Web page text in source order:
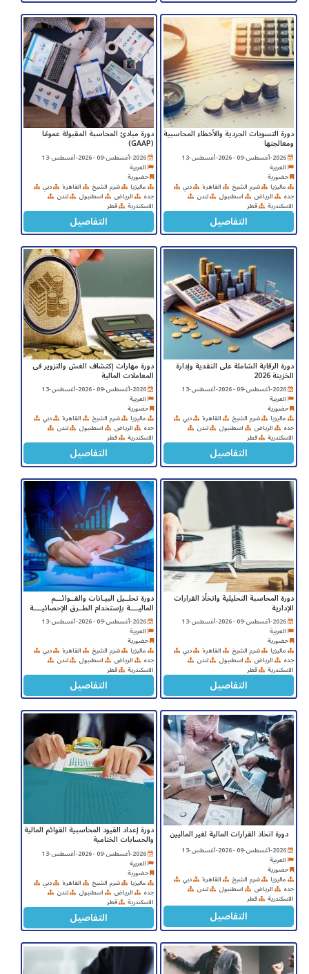
دورة التسويات الجردية والأخطاء المحاسبية
ومعالجتها
2026-أغسطس-09 - 2026-أغسطس-13
العربية
حضورية
ماليزيا شرم الشيخ القاهرة دبي
جده الرياض اسطنبول لندن
الاسكندرية قطر
التفاصيل
دورة مبادئ المحاسبة المقبولة عمومًا
(GAAP)
2026-أغسطس-09 - 2026-أغسطس-13
العربية
حضورية
ماليزيا شرم الشيخ القاهرة دبي
جده الرياض اسطنبول لندن
الاسكندرية قطر
التفاصيل
دورة الرقابة الشاملة على النقدية وإدارة
الخزينة 2026
2026-أغسطس-09 - 2026-أغسطس-13
العربية
حضورية
ماليزيا شرم الشيخ القاهرة دبي
جده الرياض اسطنبول لندن
الاسكندرية قطر
التفاصيل
دورة مهارات إكتشاف الغش والتزوير فى
المعاملات المالية
2026-أغسطس-09 - 2026-أغسطس-13
العربية
حضورية
ماليزيا شرم الشيخ القاهرة دبي
جده الرياض اسطنبول لندن
الاسكندرية قطر
التفاصيل
دورة المحاسبة التحليلية واتخاّذ القرارات
الإدارية
2026-أغسطس-09 - 2026-أغسطس-13
العربية
حضورية
ماليزيا شرم الشيخ القاهرة دبي
جده الرياض اسطنبول لندن
الاسكندرية قطر
التفاصيل
دورة تحلــيل البيـانات والقــوائـــم
الماليــــة بإستخدام الطــرق الإحصائيــــة
2026-أغسطس-09 - 2026-أغسطس-13
العربية
حضورية
ماليزيا شرم الشيخ القاهرة دبي
جده الرياض اسطنبول لندن
الاسكندرية قطر
التفاصيل
دورة اتخاذ القرارات المالية لغير الماليين
2026-أغسطس-09 - 2026-أغسطس-13
العربية
حضورية
ماليزيا شرم الشيخ القاهرة دبي
جده الرياض اسطنبول لندن
الاسكندرية قطر
التفاصيل
دورة إعداد القيود المحاسبية القوائم المالية
والحسابات الختامية
2026-أغسطس-09 - 2026-أغسطس-13
العربية
حضورية
ماليزيا شرم الشيخ القاهرة دبي
جده الرياض اسطنبول لندن
الاسكندرية قطر
التفاصيل